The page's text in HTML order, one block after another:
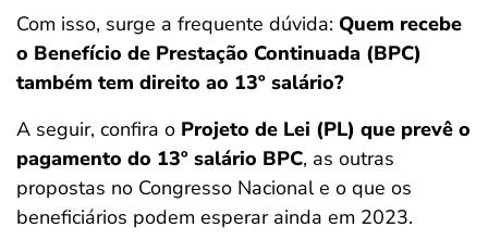
Com isso, surge a frequente dúvida: Quem recebe
o Benefício de Prestação Continuada (BPC)
também tem direito ao 13º salário?
A seguir, confira o Projeto de Lei (PL) que prevê o
pagamento do 13º salário BPC, as outras
propostas no Congresso Nacional e o que os
beneficiários podem esperar ainda em 2023.